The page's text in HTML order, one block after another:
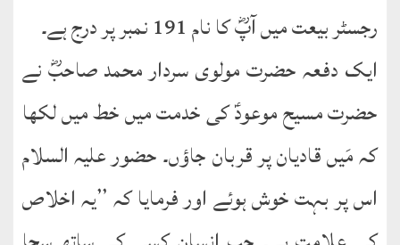
عیدین
خطابات
تربیتی
نشست
ھوالشافی
رجسٹر بیعت میں آپؓ کا نام 191 نمبر پر درج ہے۔
ایک دفعہ حضرت مولوی سردار محمد صاحبؓ نے
حضرت مسیح موعودؑ کی خدمت میں خط میں لکھا
کہ مَیں قادیان پر قربان جاؤں۔ حضور علیہ السلام
اس پر بہت خوش ہوئے اور فرمایا کہ ’’یہ اخلاص